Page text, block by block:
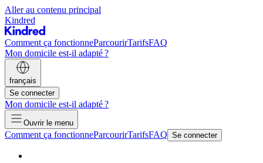
Aller au contenu principal
Kindred
Comment ça fonctionneParcourirTarifsFAQ
Mon domicile est-il adapté ?
français
Se connecter
Mon domicile est-il adapté ?
Ouvrir le menu
Comment ça fonctionneParcourirTarifsFAQ Se connecter